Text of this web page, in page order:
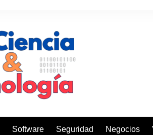
Software Seguridad Negocios